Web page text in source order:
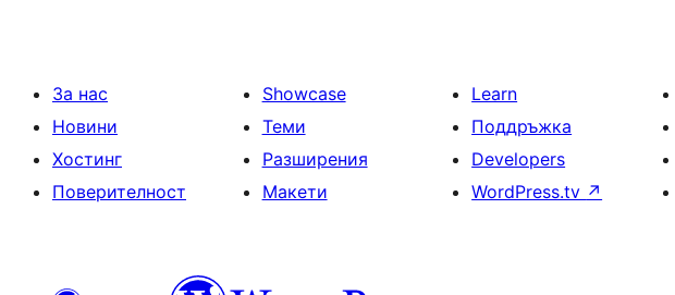
За нас
Новини
Хостинг
Поверителност
Showcase
Теми
Разширения
Макети
Learn
Поддръжка
Developers
WordPress.tv ↗